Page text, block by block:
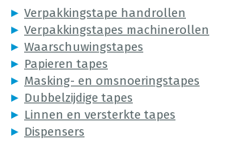
► Verpakkingstape handrollen
► Verpakkingstapes machinerollen
► Waarschuwingstapes
► Papieren tapes
► Masking- en omsnoeringstapes
► Dubbelzijdige tapes
► Linnen en versterkte tapes
► Dispensers